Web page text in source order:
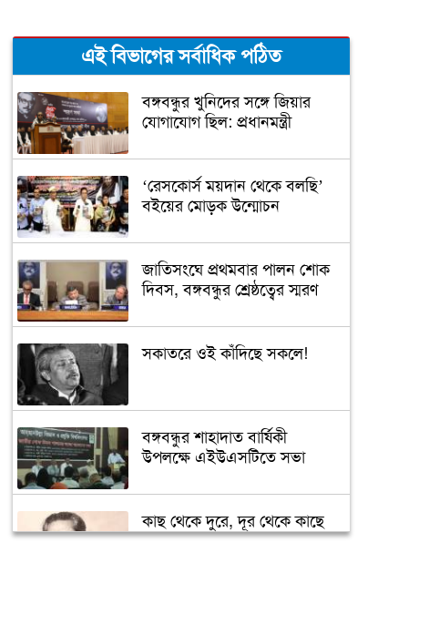
এই বিভাগের সর্বাধিক পঠিত
বঙ্গবন্ধুর খুনিদের সঙ্গে জিয়ার
যোগাযোগ ছিল: প্রধানমন্ত্রী
‘রেসকোর্স ময়দান থেকে বলছি’
বইয়ের মোড়ক উন্মোচন
জাতিসংঘে প্রথমবার পালন শোক
দিবস, বঙ্গবন্ধুর শ্রেষ্ঠত্বের স্মরণ
সকাতরে ওই কাঁদিছে সকলে!
বঙ্গবন্ধুর শাহাদাত বার্ষিকী
উপলক্ষে এইউএসটিতে সভা
কাছ থেকে দুরে, দূর থেকে কাছে
শেখ মুজিব